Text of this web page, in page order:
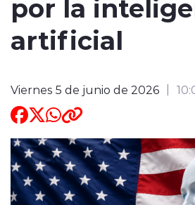
ACTUALIDAD
DEPORTES
INTERNACIONAL
ENTREVISTAS
por la
artificial
Viernes 5 de junio de 2026